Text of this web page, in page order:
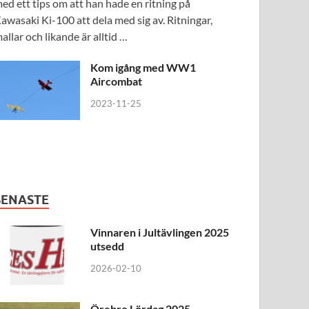
ett tips om att han hade en ritning på
Ki-100 att dela med sig av. Ritningar,
och likande är alltid …
Kom igång med WW1
Aircombat
2023-11-25
Vinnaren i Jultävlingen 2025
utsedd
2026-02-10